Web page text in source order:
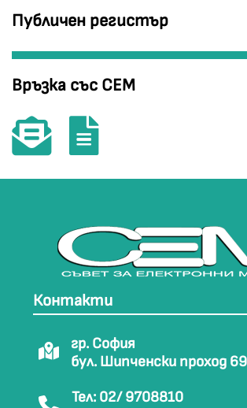
Публичен регистър
Връзка със СЕМ
Контакти
гр. София
бул. Шипченски проход 69
Тел: 02/ 9708810